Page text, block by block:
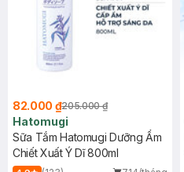
82.000 ₫205.000 ₫
Hatomugi
Sữa Tắm Hatomugi Dưỡng Ẩm
Chiết Xuất Ý Dĩ 800ml